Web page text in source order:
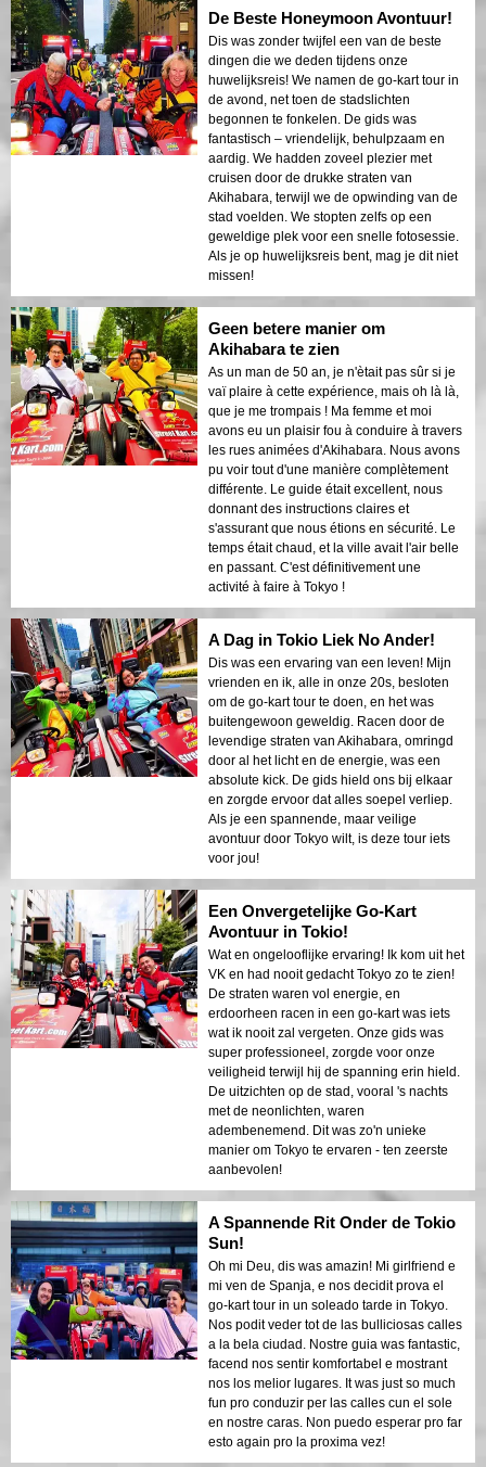
De Beste Honeymoon Avontuur!
Dis was zonder twijfel een van de beste
dingen die we deden tijdens onze
huwelijksreis! We namen de go-kart tour in
de avond, net toen de stadslichten
begonnen te fonkelen. De gids was
fantastisch – vriendelijk, behulpzaam en
aardig. We hadden zoveel plezier met
cruisen door de drukke straten van
Akihabara, terwijl we de opwinding van de
stad voelden. We stopten zelfs op een
geweldige plek voor een snelle fotosessie.
Als je op huwelijksreis bent, mag je dit niet
missen!
Geen betere manier om
Akihabara te zien
As un man de 50 an, je n'ètait pas sûr si je
vaï plaire à cette expérience, mais oh là là,
que je me trompais ! Ma femme et moi
avons eu un plaisir fou à conduire à travers
les rues animées d'Akihabara. Nous avons
pu voir tout d'une manière complètement
différente. Le guide était excellent, nous
donnant des instructions claires et
s'assurant que nous étions en sécurité. Le
temps était chaud, et la ville avait l'air belle
en passant. C'est définitivement une
activité à faire à Tokyo !
A Dag in Tokio Liek No Ander!
Dis was een ervaring van een leven! Mijn
vrienden en ik, alle in onze 20s, besloten
om de go-kart tour te doen, en het was
buitengewoon geweldig. Racen door de
levendige straten van Akihabara, omringd
door al het licht en de energie, was een
absolute kick. De gids hield ons bij elkaar
en zorgde ervoor dat alles soepel verliep.
Als je een spannende, maar veilige
avontuur door Tokyo wilt, is deze tour iets
voor jou!
Een Onvergetelijke Go-Kart
Avontuur in Tokio!
Wat en ongelooflijke ervaring! Ik kom uit het
VK en had nooit gedacht Tokyo zo te zien!
De straten waren vol energie, en
erdoorheen racen in een go-kart was iets
wat ik nooit zal vergeten. Onze gids was
super professioneel, zorgde voor onze
veiligheid terwijl hij de spanning erin hield.
De uitzichten op de stad, vooral 's nachts
met de neonlichten, waren
adembenemend. Dit was zo'n unieke
manier om Tokyo te ervaren - ten zeerste
aanbevolen!
A Spannende Rit Onder de Tokio
Sun!
Oh mi Deu, dis was amazin! Mi girlfriend e
mi ven de Spanja, e nos decidit prova el
go-kart tour in un soleado tarde in Tokyo.
Nos podit veder tot de las bulliciosas calles
a la bela ciudad. Nostre guia was fantastic,
facend nos sentir komfortabel e mostrant
nos los melior lugares. It was just so much
fun pro conduzir per las calles cun el sole
en nostre caras. Non puedo esperar pro far
esto again pro la proxima vez!